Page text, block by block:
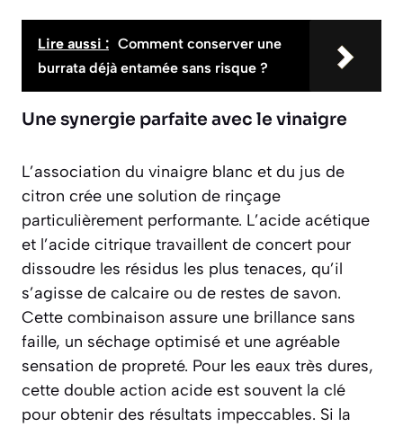
Lire aussi : Comment conserver une
burrata déjà entamée sans risque ?
Une synergie parfaite avec le vinaigre
L’association du vinaigre blanc et du jus de
citron crée une solution de rinçage
particulièrement performante. L’acide acétique
et l’acide citrique travaillent de concert pour
dissoudre les résidus les plus tenaces, qu’il
s’agisse de calcaire ou de restes de savon.
Cette combinaison assure une brillance sans
faille, un séchage optimisé et une agréable
sensation de propreté. Pour les eaux très dures,
cette double action acide est souvent la clé
pour obtenir des résultats impeccables. Si la